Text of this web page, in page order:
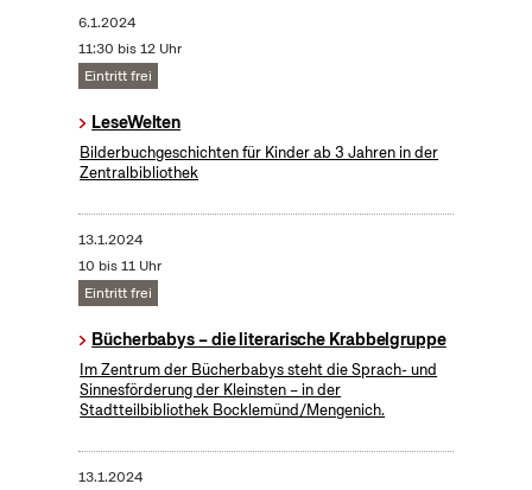
6.1.2024
11:30 bis 12 Uhr
Eintritt frei
LeseWelten
Bilderbuchgeschichten für Kinder ab 3 Jahren in der
Zentralbibliothek
13.1.2024
10 bis 11 Uhr
Eintritt frei
Bücherbabys – die literarische Krabbelgruppe
Im Zentrum der Bücherbabys steht die Sprach- und
Sinnesförderung der Kleinsten – in der
Stadtteilbibliothek Bocklemünd/Mengenich.
13.1.2024